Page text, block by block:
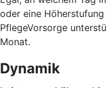
oder eine
PflegeVorsorge
Monat.
Dynamik